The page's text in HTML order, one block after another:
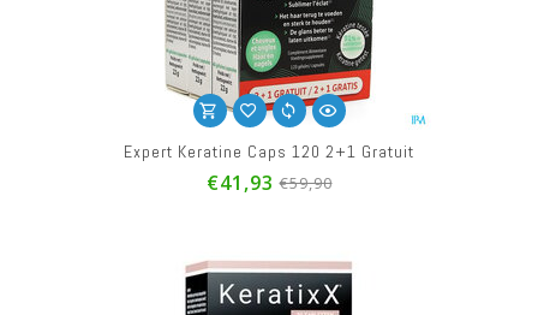
Expert Keratine Caps 120 2+1 Gratuit
€41,93 €59,90